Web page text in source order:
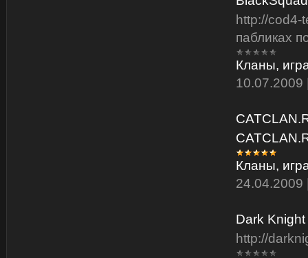
http://cod4-
пабликах
Кланы,
10.07.2009
Кланы,
24.04.2009
Dark
http://